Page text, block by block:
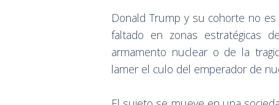
Donald Trump y su cohorte no
faltado en zonas estratégicas
armamento nuclear o de la
lamer el culo del emperador de